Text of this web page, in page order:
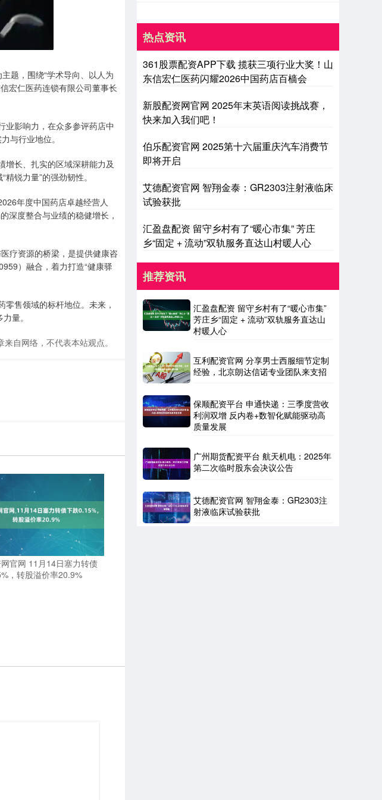
题，围绕“学术导向、以人为
宏仁医药连锁有限公司董事长
影响力，在众多参评药店中
与行业地位。
长、扎实的区域深耕能力及
锐力量”的强劲韧性。
年度中国药店卓越经营人
深度整合与业绩的稳健增长，
疗资源的桥梁，是提供健康咨
）融合，着力打造“健康驿
售领域的标杆地位。未来，
量。
自网络，不代表本站观点。
官网 11月14日塞力转债
，转股溢价率20.9%
热点资讯
361股票配资APP下载 揽获三项行业大奖！山
东信宏仁医药闪耀2026中国药店百樯会
新股配资网官网 2025年末英语阅读挑战赛，
快来加入我们吧！
伯乐配资官网 2025第十六届重庆汽车消费节
即将开启
艾德配资官网 智翔金泰：GR2303注射液临床
试验获批
汇盈盘配资 留守乡村有了“暖心市集” 芳庄
乡“固定 + 流动”双轨服务直达山村暖人心
推荐资讯
汇盈盘配资 留守乡村有了“暖心市集”
芳庄乡“固定 + 流动”双轨服务直达山
村暖人心
互利配资官网 分享男士西服细节定制
经验，北京朗达信诺专业团队来支招
保顺配资平台 申通快递：三季度营收
利润双增 反内卷+数智化赋能驱动高
质量发展
广州期货配资平台 航天机电：2025年
第二次临时股东会决议公告
艾德配资官网 智翔金泰：GR2303注
射液临床试验获批